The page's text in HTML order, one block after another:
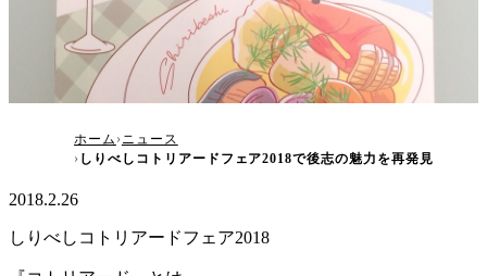
しりべしコトリアードフェア2018で後志の魅力
を再発見
ホーム ニュース
しりべしコトリアードフェア2018で後志の魅力を再発見
2018.2.26
しりべしコトリアードフェア2018